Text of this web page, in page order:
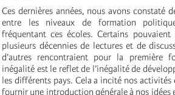
Ces dernières années, nous avons constaté
entre les niveaux de formation
fréquentant ces écoles. Certains
plusieurs décennies de lectures et de
d’autres rencontraient pour la première
inégalité est le reflet de l’inégalité de
les différents pays. Cela a incité nos activités
fournir une introduction générale à nos idées